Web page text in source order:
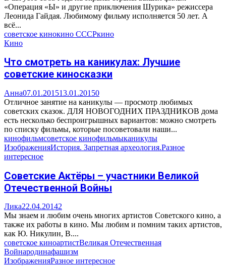
«Операция «Ы» и другие приключения Шурика» режиссера
Леонида Гайдая. Любимому фильму исполняется 50 лет. А
всё...
советское кинокино СССРкино
Кино
Что смотреть на каникулах: Лучшие
советские киносказки
Анна07.01.201513.01.20150
Отличное занятие на каникулы — просмотр любимых
советских сказок. ДЛЯ НОВОГОДНИХ ПРАЗДНИКОВ дома
есть несколько беспроигрышных вариантов: можно смотреть
по списку фильмы, которые посоветовали наши...
кинофильмсоветское кинофильмыканикулы
ИзображенияИстория. Запретная археология.Разное
интересное
Советские Актёры – участники Великой
Отечественной Войны
Лика22.04.20142
Мы знаем и любим очень многих артистов Советского кино, а
также их работы в кино. Мы любим и помним таких артистов,
как Ю. Никулин, В....
советское киноартистВеликая Отечественная
Войнародинафашизм
ИзображенияРазное интересное